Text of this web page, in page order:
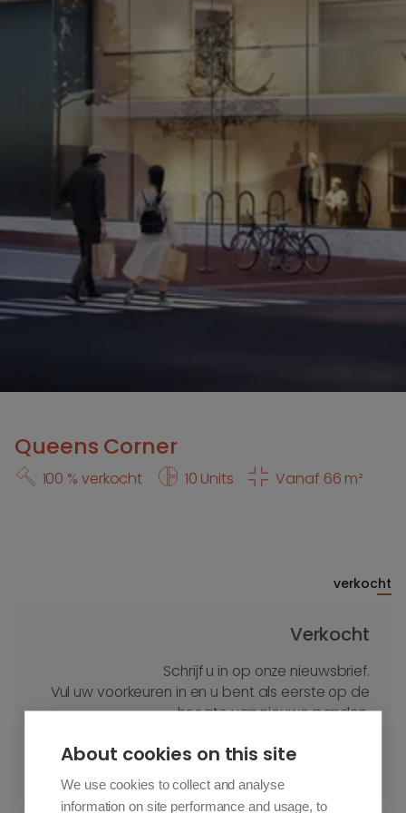
Queens Corner
100 % verkocht 10 Units Vanaf 66 m²
verkocht
Verkocht
Schrijf u in op onze nieuwsbrief.
Vul uw voorkeuren in en u bent als eerste op de
hoogte van nieuwe panden.
Schrijf u in
About cookies on this site
We use cookies to collect and analyse
information on site performance and usage, to